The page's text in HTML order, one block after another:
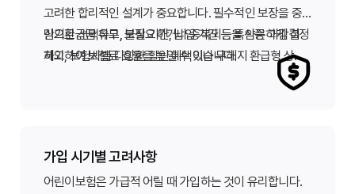
고려한 합리적인 설계가 중요합니다. 필수적인 보장을 중
심으로 선택하고, 불필요하거나 중복되는 특약은 과감히
제외하여 보험료 효율을 높일 수 있습니다.
만기환급금 유무, 보장 기간, 납입 기간 등을 신중하게 결정
하고, 보험사별 다양한 할인 혜택이나 무해지 환급형 상품
을 비교 검토하는 것도 보험료 절감에 도움이 됩니다.
가입 시기별 고려사항
어린이보험은 가급적 어릴 때 가입하는 것이 유리합니다.